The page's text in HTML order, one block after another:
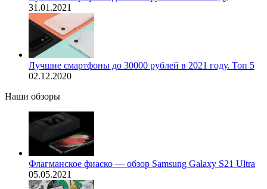
31.01.2021
Лучшие смартфоны до 30000 рублей в 2021 году. Топ 5
02.12.2020
Наши обзоры
Флагманское фиаско — обзор Samsung Galaxy S21 Ultra
05.05.2021